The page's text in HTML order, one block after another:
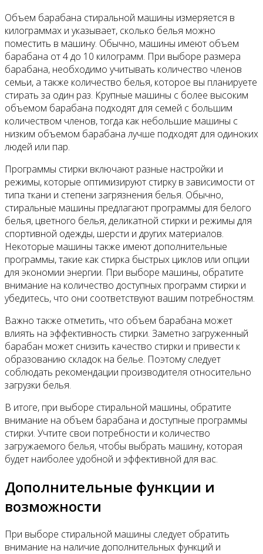
Объем барабана стиральной машины измеряется в
килограммах и указывает, сколько белья можно
поместить в машину. Обычно, машины имеют объем
барабана от 4 до 10 килограмм. При выборе размера
барабана, необходимо учитывать количество членов
семьи, а также количество белья, которое вы планируете
стирать за один раз. Крупные машины с более высоким
объемом барабана подходят для семей с большим
количеством членов, тогда как небольшие машины с
низким объемом барабана лучше подходят для одиноких
людей или пар.
Программы стирки включают разные настройки и
режимы, которые оптимизируют стирку в зависимости от
типа ткани и степени загрязнения белья. Обычно,
стиральные машины предлагают программы для белого
белья, цветного белья, деликатной стирки и режимы для
спортивной одежды, шерсти и других материалов.
Некоторые машины также имеют дополнительные
программы, такие как стирка быстрых циклов или опции
для экономии энергии. При выборе машины, обратите
внимание на количество доступных программ стирки и
убедитесь, что они соответствуют вашим потребностям.
Важно также отметить, что объем барабана может
влиять на эффективность стирки. Заметно загруженный
барабан может снизить качество стирки и привести к
образованию складок на белье. Поэтому следует
соблюдать рекомендации производителя относительно
загрузки белья.
В итоге, при выборе стиральной машины, обратите
внимание на объем барабана и доступные программы
стирки. Учтите свои потребности и количество
загружаемого белья, чтобы выбрать машину, которая
будет наиболее удобной и эффективной для вас.
Дополнительные функции и
возможности
При выборе стиральной машины следует обратить
внимание на наличие дополнительных функций и